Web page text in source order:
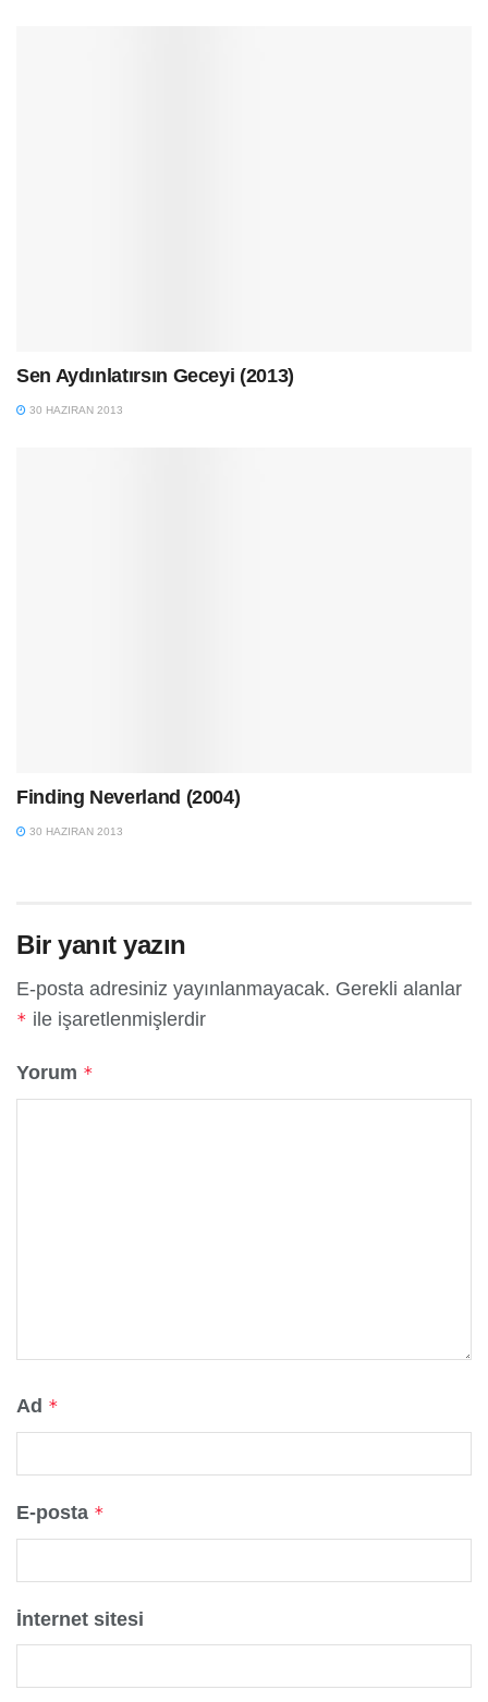
Sen Aydınlatırsın Geceyi (2013)
30 HAZIRAN 2013
Finding Neverland (2004)
30 HAZIRAN 2013
Bir yanıt yazın
E-posta adresiniz yayınlanmayacak. Gerekli alanlar
* ile işaretlenmişlerdir
Yorum *
Ad *
E-posta *
İnternet sitesi